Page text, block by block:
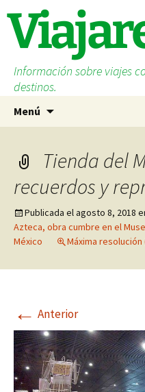
contenido
Información sobre viajes
destinos.
Menú
Tienda del
recuerdos y
Publicada elagosto 8, 2018
Azteca, obra cumbre en el
México
Máxima resolución
← Anterior